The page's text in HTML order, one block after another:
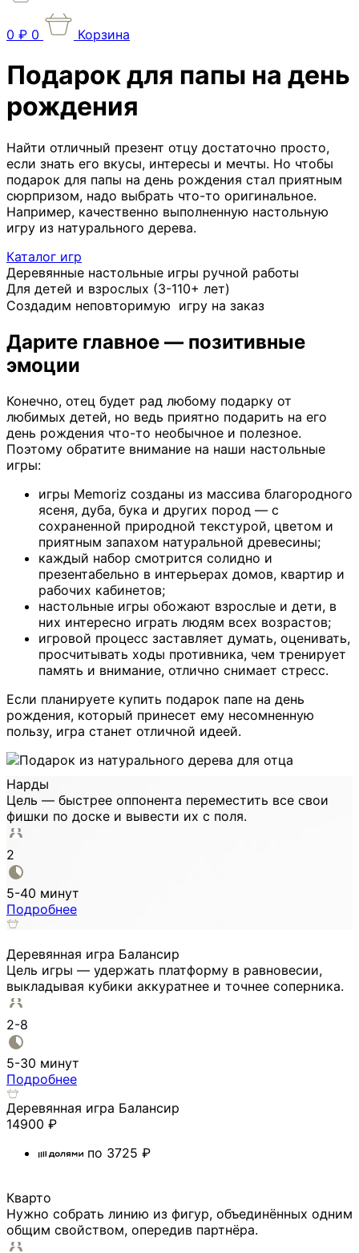
0 ₽ 0 Корзина
Подарок для папы на день
рождения
Найти отличный презент отцу достаточно просто,
если знать его вкусы, интересы и мечты. Но чтобы
подарок для папы на день рождения стал приятным
сюрпризом, надо выбрать что-то оригинальное.
Например, качественно выполненную настольную
игру из натурального дерева.
Каталог игр
Деревянные настольные игры ручной работы
Для детей и взрослых (3-110+ лет)
Создадим неповторимую игру на заказ
Дарите главное — позитивные
эмоции
Конечно, отец будет рад любому подарку от
любимых детей, но ведь приятно подарить на его
день рождения что-то необычное и полезное.
Поэтому обратите внимание на наши настольные
игры:
игры Memoriz созданы из массива благородного
ясеня, дуба, бука и других пород — с
сохраненной природной текстурой, цветом и
приятным запахом натуральной древесины;
каждый набор смотрится солидно и
презентабельно в интерьерах домов, квартир и
рабочих кабинетов;
настольные игры обожают взрослые и дети, в
них интересно играть людям всех возрастов;
игровой процесс заставляет думать, оценивать,
просчитывать ходы противника, чем тренирует
память и внимание, отлично снимает стресс.
Если планируете купить подарок папе на день
рождения, который принесет ему несомненную
пользу, игра станет отличной идеей.
Нарды
Цель — быстрее оппонента переместить все свои
фишки по доске и вывести их с поля.
2
5-40 минут
Подробнее
Деревянная игра Балансир
Цель игры — удержать платформу в равновесии,
выкладывая кубики аккуратнее и точнее соперника.
2-8
5-30 минут
Подробнее
Деревянная игра Балансир
14900 ₽
по 3725 ₽
Кварто
Нужно собрать линию из фигур, объединённых одним
общим свойством, опередив партнёра.